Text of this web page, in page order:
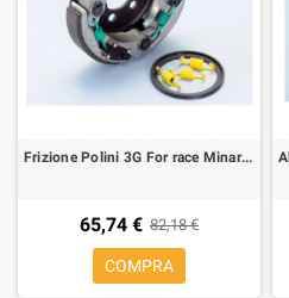
Frizione Polini 3G For race Minarelli, Aerox, Nitro
65,74 € 82,18 €
COMPRA